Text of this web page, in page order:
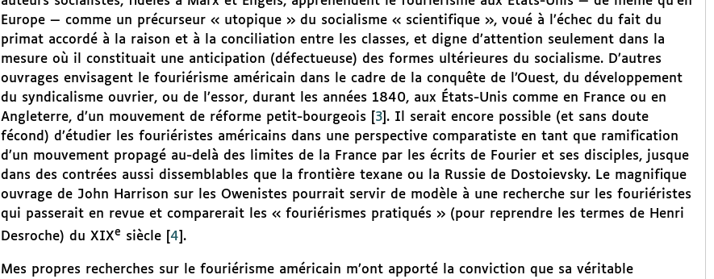
Europe — comme un précurseur « utopique » du socialisme « scientifique », voué à l’échec du fait du
primat accordé à la raison et à la conciliation entre les classes, et digne d’attention seulement dans la
mesure où il constituait une anticipation (défectueuse) des formes ultérieures du socialisme. D’autres
ouvrages envisagent le fouriérisme américain dans le cadre de la conquête de l’Ouest, du développement
du syndicalisme ouvrier, ou de l’essor, durant les années 1840, aux États-Unis comme en France ou en
Angleterre, d’un mouvement de réforme petit-bourgeois
3] . Il serait encore possible (et sans doute
fécond) d’étudier les fouriéristes américains dans une perspective comparatiste en tant que ramification
d’un mouvement propagé au-delà des limites de la France par les écrits de Fourier et ses disciples, jusque
dans des contrées aussi dissemblables que la frontière texane ou la Russie de Dostoievsky. Le magnifique
ouvrage de John Harrison sur les Owenistes pourrait servir de modèle à une recherche sur les fouriéristes
qui passerait en revue et comparerait les « fouriérismes pratiqués » (pour reprendre les termes de Henri
Desroche) du XIXe siècle[ 4 .
Mes propres recherches sur le fouriérisme américain m’ont apporté la conviction que sa véritable